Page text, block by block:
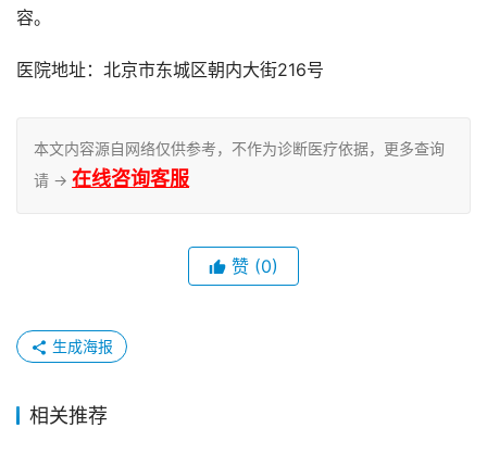
容。
医院地址：北京市东城区朝内大街216号
本文内容源自网络仅供参考，不作为诊断医疗依据，更多查询
请 → 在线咨询客服
赞 (0)
生成海报
相关推荐